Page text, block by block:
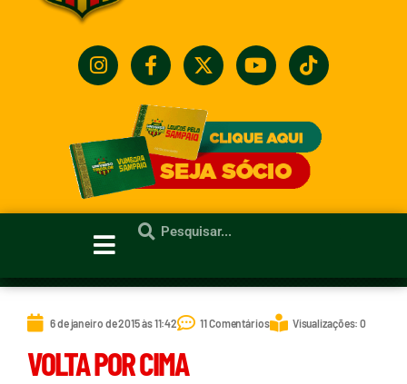
6 de janeiro de 2015 às 11:42 11 Comentários Visualizações: 0
VOLTA POR CIMA